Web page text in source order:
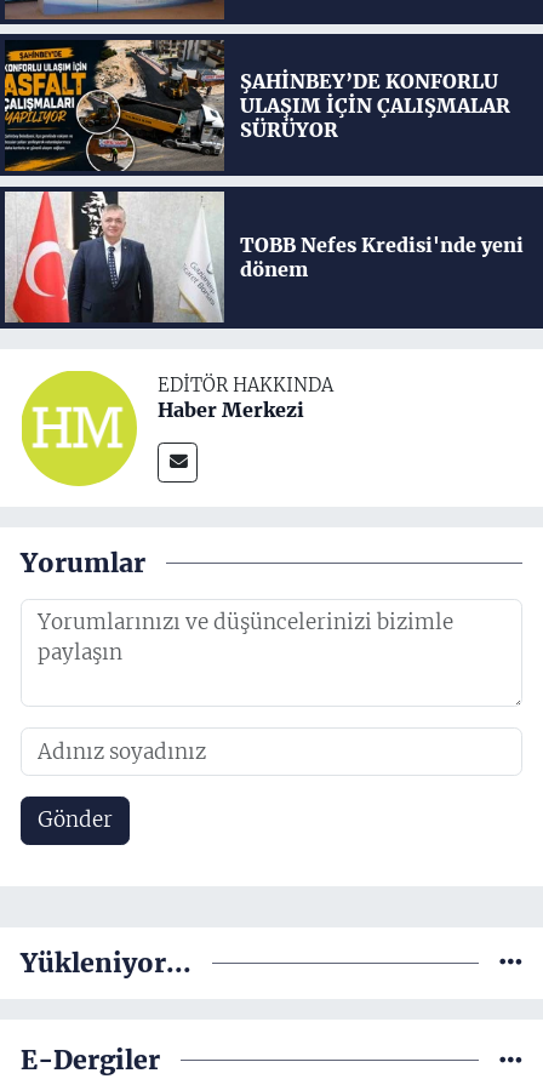
ŞAHİNBEY’DE KONFORLU
ULAŞIM İÇİN ÇALIŞMALAR
SÜRÜYOR
TOBB Nefes Kredisi'nde yeni
dönem
EDITÖR HAKKINDA
Haber Merkezi
Yorumlar
Gönder
Yükleniyor...
E-Dergiler